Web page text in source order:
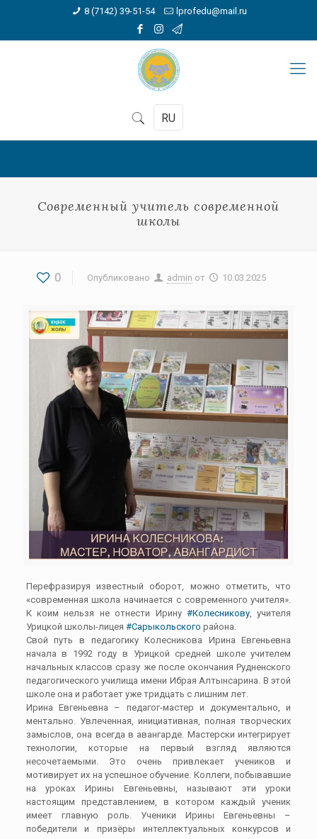
8 (7142) 39-51-54 lprofedu@mail.ru
RU
Современный учитель современной
школы
0 Опубликовано admin от 10.03.2025
Перефразируя известный оборот, можно отметить, что
«современная школа начинается с современного учителя».
К коим нельзя не отнести Ирину #Колесникову, учителя
Урицкой школы-лицея #Сарыкольского района.
​Свой путь в педагогику Колесникова Ирина Евгеньевна
начала в 1992 году в Урицкой средней школе учителем
начальных классов сразу же после окончания Рудненского
педагогического училища имени Ибрая Алтынсарина. В этой
школе она и работает уже тридцать с лишним лет.
Ирина Евгеньевна – педагог-мастер и документально, и
ментально. Увлеченная, инициативная, полная творческих
замыслов, она всегда в авангарде. Мастерски интегрирует
технологии, которые на первый взгляд являются
несочетаемыми. Это очень привлекает учеников и
мотивирует их на успешное обучение. Коллеги, побывавшие
на уроках Ирины Евгеньевны, называют эти уроки
настоящим представлением, в котором каждый ученик
имеет главную роль. Ученики Ирины Евгеньевны –
победители и призёры интеллектуальных конкурсов и